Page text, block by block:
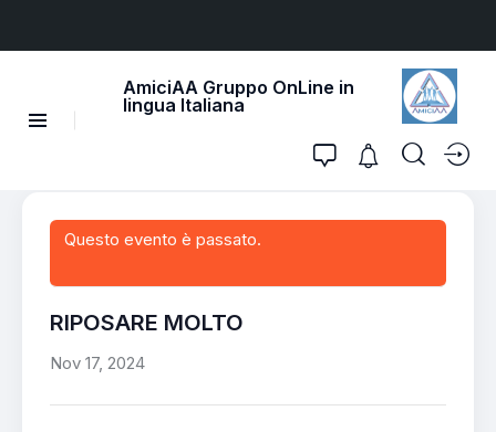
AmiciAA Gruppo OnLine in
lingua Italiana
Questo evento è passato.
RIPOSARE MOLTO
Nov 17, 2024